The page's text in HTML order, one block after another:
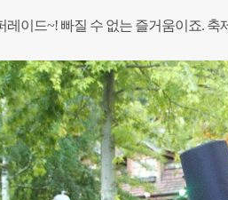
레이드~! 빠질 수 없는 즐거움이죠. 축